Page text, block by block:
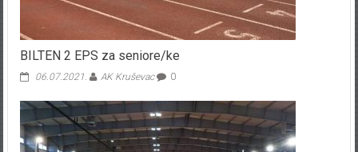
BILTEN 2 EPS za seniore/ke
06.07.2021. AK Kruševac 0